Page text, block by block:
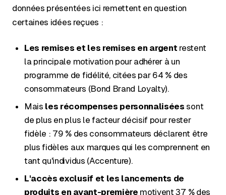
données présentées ici remettent en question
certaines idées reçues :
Les remises et les remises en argent restent
la principale motivation pour adhérer à un
programme de fidélité, citées par 64 % des
consommateurs (Bond Brand Loyalty).
Mais les récompenses personnalisées sont
de plus en plus le facteur décisif pour rester
fidèle : 79 % des consommateurs déclarent être
plus fidèles aux marques qui les comprennent en
tant qu'individus (Accenture).
L'accès exclusif et les lancements de
produits en avant-première motivent 37 % des